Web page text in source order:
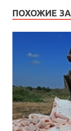
ПОХОЖИЕ